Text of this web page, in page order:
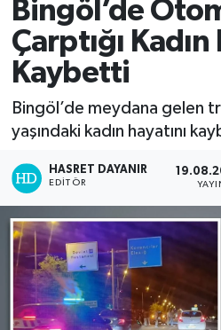
Bingöl’de
Çarptığı Kadın
Kaybetti
Bingöl’de meydana gelen
yaşındaki kadın hayatını
HASRET DAYANIR
EDITÖR
DÜNYA
EĞİTİM
GENÇ
GÜNDEM
KARLIOVA
KİĞI
MERKEZ
Bingöl Namaz Vakitleri
Bingöl Trafik Yoğunluk
Tüm Manşetler
Son Dakika Haberleri
Haber Arşivi